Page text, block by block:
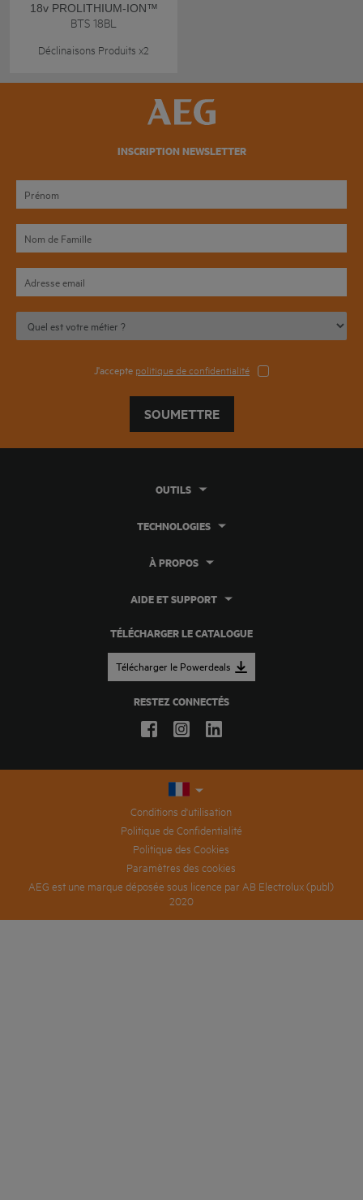
18v PROLITHIUM-ION™
BTS 18BL
Déclinaisons Produits x2
INSCRIPTION NEWSLETTER
J'accepte politique de confidentialité
SOUMETTRE
TÉLÉCHARGER LE CATALOGUE
Télécharger le Powerdeals
RESTEZ CONNECTÉS
OUTILS
TECHNOLOGIES
À PROPOS
AIDE ET SUPPORT
Conditions d'utilisation
Politique de Confidentialité
Politique des Cookies
Paramètres des cookies
AEG est une marque déposée sous licence par AB Electrolux (publ)
2020